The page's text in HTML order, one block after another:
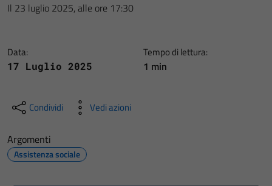
Il 23 luglio 2025, alle ore 17:30
Data:
17 Luglio 2025
Tempo di lettura:
1 min
Condividi Vedi azioni
Argomenti
Assistenza sociale